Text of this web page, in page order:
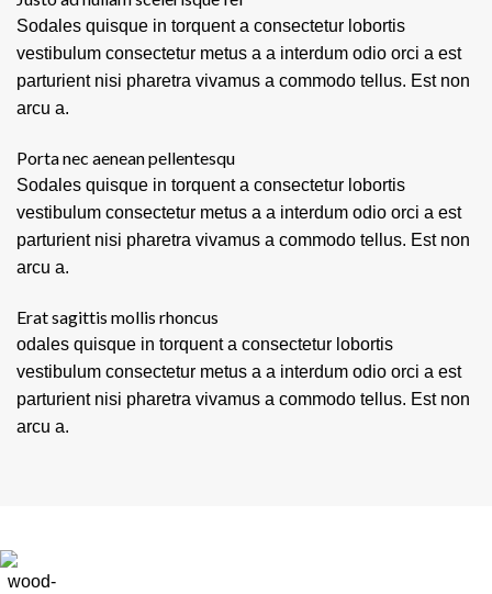
Sodales quisque in torquent a consectetur lobortis
vestibulum consectetur metus a a interdum odio orci a est
parturient nisi pharetra vivamus a commodo tellus. Est non
arcu a.
Porta nec aenean pellentesqu
Sodales quisque in torquent a consectetur lobortis
vestibulum consectetur metus a a interdum odio orci a est
parturient nisi pharetra vivamus a commodo tellus. Est non
arcu a.
Erat sagittis mollis rhoncus
odales quisque in torquent a consectetur lobortis
vestibulum consectetur metus a a interdum odio orci a est
parturient nisi pharetra vivamus a commodo tellus. Est non
arcu a.